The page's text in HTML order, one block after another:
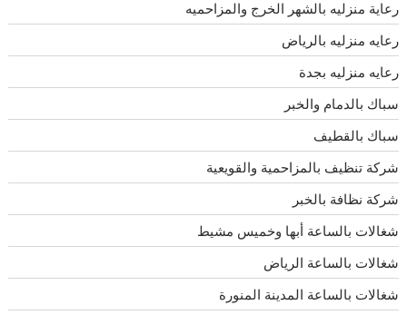
رعاية منزليه بالشهر الخرج والمزاحميه
رعايه منزليه بالرياض
رعايه منزليه بجدة
سباك بالدمام والخبر
سباك بالقطيف
شركة تنظيف بالمزاحمية والقويعية
شركة نظافة بالخبر
شغالات بالساعة أبها وخميس مشيط
شغالات بالساعة الرياض
شغالات بالساعة المدينة المنورة